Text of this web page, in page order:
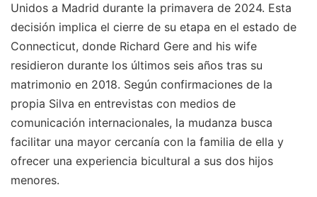
Unidos a Madrid durante la primavera de 2024. Esta
decisión implica el cierre de su etapa en el estado de
Connecticut, donde Richard Gere and his wife
residieron durante los últimos seis años tras su
matrimonio en 2018. Según confirmaciones de la
propia Silva en entrevistas con medios de
comunicación internacionales, la mudanza busca
facilitar una mayor cercanía con la familia de ella y
ofrecer una experiencia bicultural a sus dos hijos
menores.